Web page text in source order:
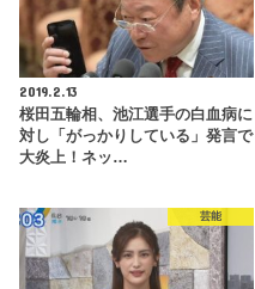
2019.2.13
桜田五輪相、池江選手の白血病に
対し「がっかりしている」発言で
大炎上！ネッ…
芸能